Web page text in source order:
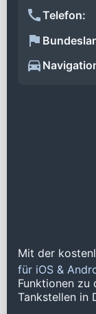
Telefon:
Mit der
für iOS &
Funktionen zu
Tankstellen in